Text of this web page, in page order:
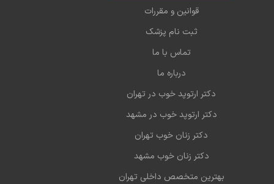
قوانین و مقررات
ثبت نام پزشک
تماس با ما
درباره ما
دکتر ارتوپد خوب در تهران
دکتر ارتوپد خوب در مشهد
دکتر زنان خوب تهران
دکتر زنان خوب مشهد
بهترین متخصص داخلی تهران